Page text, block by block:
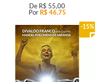
De R$ 55,00
Por R$ 46,75
15%